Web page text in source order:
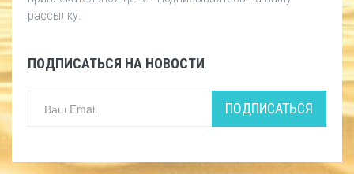
рассылку.
ПОДПИСАТЬСЯ НА НОВОСТИ
ПОДПИСАТЬСЯ